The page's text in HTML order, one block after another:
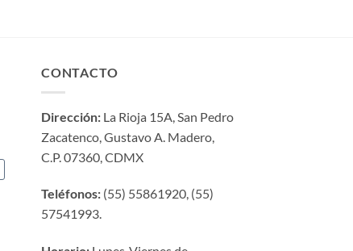
CONTACTO
Dirección: La Rioja 15A, San Pedro
Zacatenco, Gustavo A. Madero,
C.P. 07360, CDMX
Teléfonos: (55) 55861920, (55)
57541993.